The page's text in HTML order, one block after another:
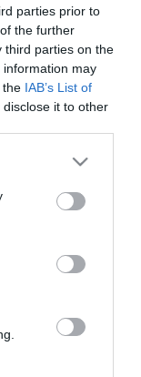
parties prior to
the further
third parties on the
information may
the IAB’s List of
it to other
in forza
del
in una
in cui si
grossi club
club si fossero
osservatori in
con la maglia
ho ancora
posso